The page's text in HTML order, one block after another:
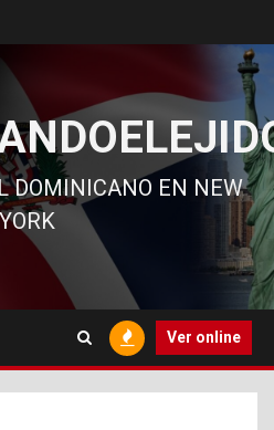
DOMINICANO EN NEW
YORK
Ver online